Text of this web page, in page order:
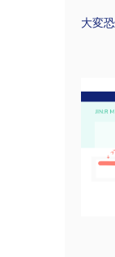
大変